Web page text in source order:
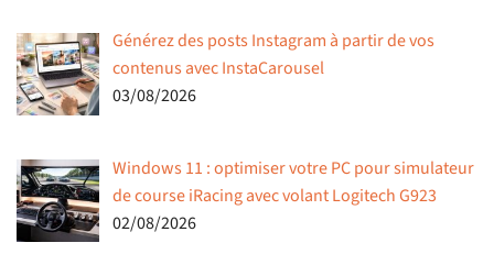
Générez des posts Instagram à partir de vos
contenus avec InstaCarousel
03/08/2026
Windows 11 : optimiser votre PC pour simulateur
de course iRacing avec volant Logitech G923
02/08/2026